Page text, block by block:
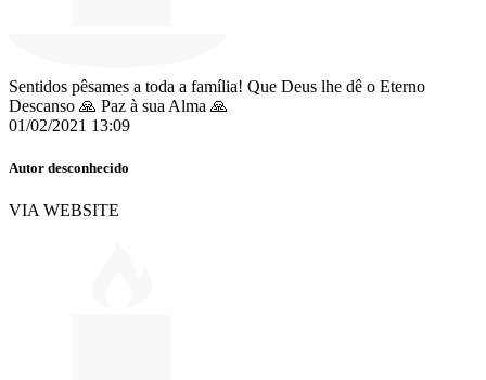
Sentidos pêsames a toda a família! Que Deus lhe dê o Eterno
Descanso 🙏 Paz à sua Alma 🙏
01/02/2021 13:09
Autor desconhecido
VIA WEBSITE